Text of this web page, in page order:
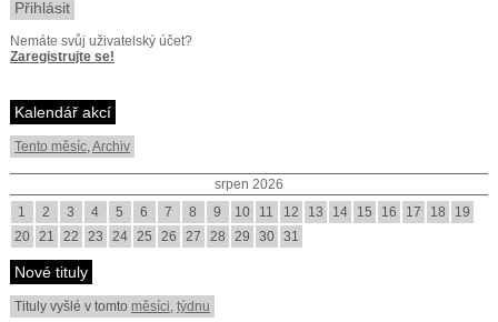
Nemáte svůj uživatelský účet?
Zaregistrujte se!
Kalendář akcí
Tento měsíc,Archiv
srpen 2026
1
2 3 4 5 6 7 8 9 10 11 12 13 14 15 16 17 18
19
20 21 22 23 24 25 26 27 28 29 30 31
Nové tituly
Tituly vyšlé v tomto měsíci, týdnu